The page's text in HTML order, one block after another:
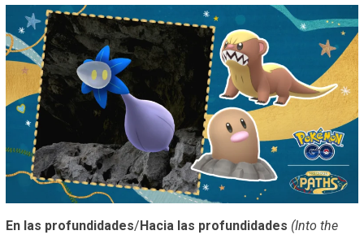
En las profundidades/Hacia las profundidades (Into the